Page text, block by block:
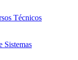
Técnicos
Sistemas